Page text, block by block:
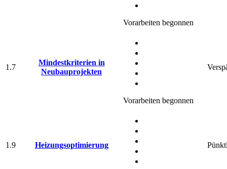
Vorarbeiten begonnen
1.7
Mindestkriterien in
Neubauprojekten
Vorarbeiten begonnen
1.9 Heizungsoptimierung